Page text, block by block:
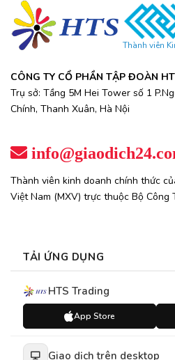
Thành viên
CÔNG TY CỔ PHẦN TẬP ĐOÀN
Trụ sở: Tầng 5M Hei Tower số 1
Chính, Thanh Xuân, Hà Nội
Thành viên kinh doanh chính thức
Việt Nam (MXV) trực thuộc Bộ Công
TẢI ỨNG DỤNG
HTS Trading
App Store
Giao dịch trên desktop